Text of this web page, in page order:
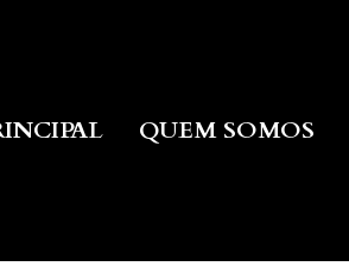
QUEM SOMOS